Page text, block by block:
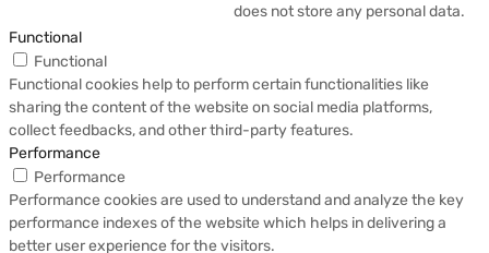
does not store any personal data.
Functional
Functional
Functional cookies help to perform certain functionalities like
sharing the content of the website on social media platforms,
collect feedbacks, and other third-party features.
Performance
Performance
Performance cookies are used to understand and analyze the key
performance indexes of the website which helps in delivering a
better user experience for the visitors.